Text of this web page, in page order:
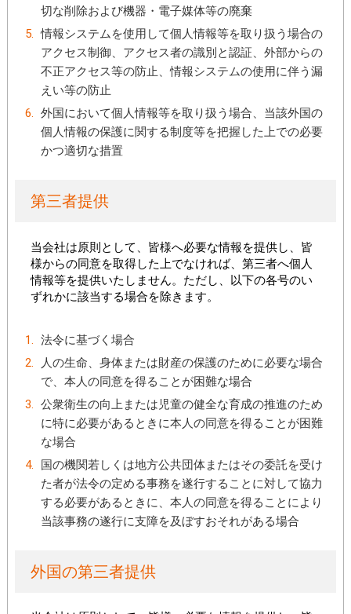
切な削除および機器・電子媒体等の廃棄
情報システムを使用して個人情報等を取り扱う場合の
アクセス制御、アクセス者の識別と認証、外部からの
不正アクセス等の防止、情報システムの使用に伴う漏
えい等の防止
外国において個人情報等を取り扱う場合、当該外国の
個人情報の保護に関する制度等を把握した上での必要
かつ適切な措置
第三者提供
当会社は原則として、皆様へ必要な情報を提供し、皆
様からの同意を取得した上でなければ、第三者へ個人
情報等を提供いたしません。ただし、以下の各号のい
ずれかに該当する場合を除きます。
法令に基づく場合
人の生命、身体または財産の保護のために必要な場合
で、本人の同意を得ることが困難な場合
公衆衛生の向上または児童の健全な育成の推進のため
に特に必要があるときに本人の同意を得ることが困難
な場合
国の機関若しくは地方公共団体またはその委託を受け
た者が法令の定める事務を遂行することに対して協力
する必要があるときに、本人の同意を得ることにより
当該事務の遂行に支障を及ぼすおそれがある場合
外国の第三者提供